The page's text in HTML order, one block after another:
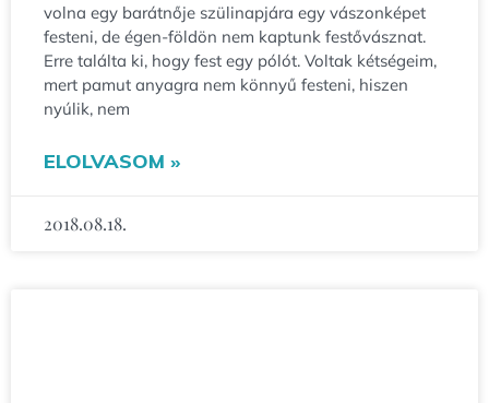
volna egy barátnője szülinapjára egy vászonképet
festeni, de égen-földön nem kaptunk festővásznat.
Erre találta ki, hogy fest egy pólót. Voltak kétségeim,
mert pamut anyagra nem könnyű festeni, hiszen
nyúlik, nem
ELOLVASOM »
2018.08.18.